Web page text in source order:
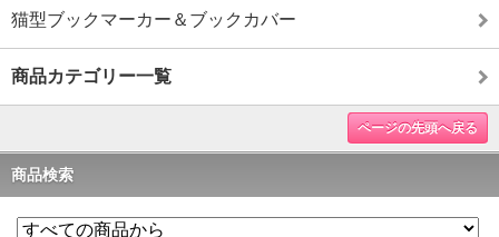
猫型ブックマーカー＆ブックカバー
商品カテゴリー一覧
ページの先頭へ戻る
商品検索